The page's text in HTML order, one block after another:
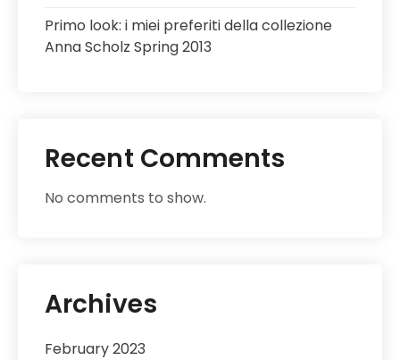
Primo look: i miei preferiti della collezione
Anna Scholz Spring 2013
Recent Comments
No comments to show.
Archives
February 2023